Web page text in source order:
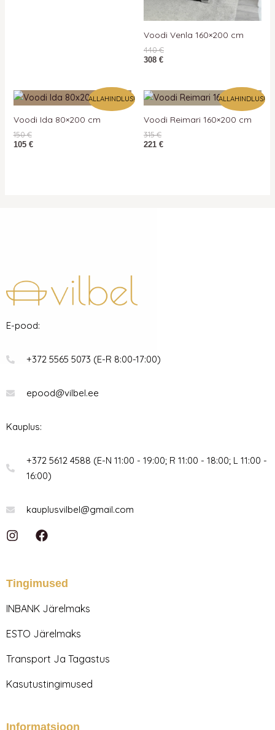
Voodi Venla 160×200 cm
440€
308 €
ALLAHINDLUS!
Voodi Ida 80×200 cm
150€
105 €
ALLAHINDLUS!
Voodi Reimari 160×200 cm
315€
221 €
E-pood:
+372 5565 5073 (E-R 8:00-17:00)
epood@vilbel.ee
Kauplus:
+372 5612 4588 (E-N 11:00 - 19:00; R 11:00 - 18:00; L 11:00 -
16:00)
kauplusvilbel@gmail.com
I
a
r
m
F
b
o
Tingimused
INBANK Järelmaks
ESTO Järelmaks
Transport Ja Tagastus
Kasutustingimused
Informatsioon